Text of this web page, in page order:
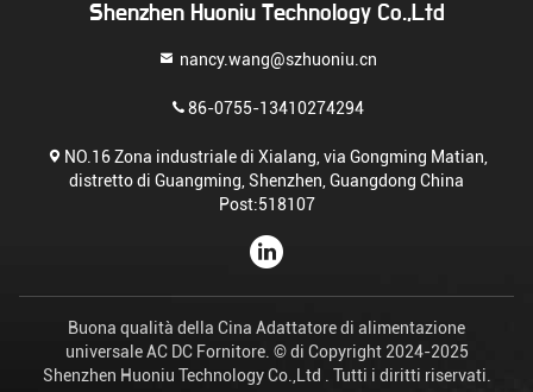
Shenzhen Huoniu Technology Co.,Ltd
nancy.wang@szhuoniu.cn
86-0755-13410274294
NO.16 Zona industriale di Xialang, via Gongming Matian,
distretto di Guangming, Shenzhen, Guangdong China
Post:518107
Buona qualità della Cina Adattatore di alimentazione
universale AC DC Fornitore. © di Copyright 2024-2025
Shenzhen Huoniu Technology Co.,Ltd . Tutti i diritti riservati.